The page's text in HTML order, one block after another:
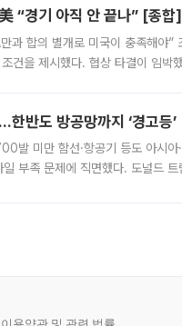
“경기 아직 안 끝나” [종합]
과 합의 별개로 미국이 충족해야”
건을 제시했다. 협상 타결이 임박
반도 방공망까지 ‘경고등’
미만 함선·항공기 등도 아시아·
부족 문제에 직면했다. 도널드